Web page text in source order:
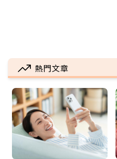
熱門文章